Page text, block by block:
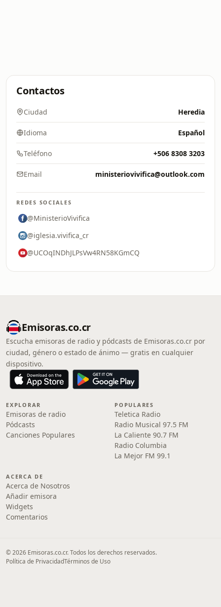
Contactos
Ciudad Heredia
Idioma Español
Teléfono +506 8308 3203
Email ministeriovivifica@outlook.com
REDES SOCIALES
@MinisterioVivifica
@iglesia.vivifica_cr
@UCOqINDhJLPsVw4RN58KGmCQ
Emisoras.co.cr
Escucha emisoras de radio y pódcasts de Emisoras.co.cr por
ciudad, género o estado de ánimo — gratis en cualquier
dispositivo.
EXPLORAR
Emisoras de radio
Pódcasts
Canciones Populares
POPULARES
Teletica Radio
Radio Musical 97.5 FM
La Caliente 90.7 FM
Radio Columbia
La Mejor FM 99.1
ACERCA DE
Acerca de Nosotros
Añadir emisora
Widgets
Comentarios
© 2026 Emisoras.co.cr. Todos los derechos reservados.
Política de PrivacidadTérminos de Uso